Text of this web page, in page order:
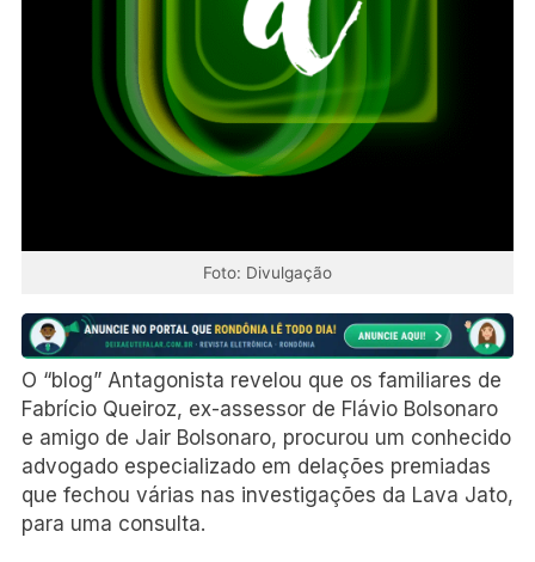
Foto: Divulgação
O “blog” Antagonista revelou que os familiares de
Fabrício Queiroz, ex-assessor de Flávio Bolsonaro
e amigo de Jair Bolsonaro, procurou um conhecido
advogado especializado em delações premiadas
que fechou várias nas investigações da Lava Jato,
para uma consulta.